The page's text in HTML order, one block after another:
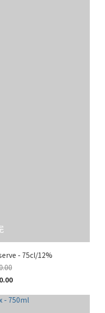
- 75cl/12%